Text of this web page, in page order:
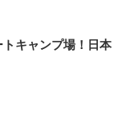
トキャンプ場！日本